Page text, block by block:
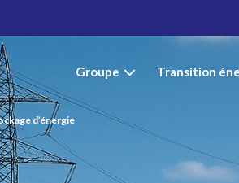
Groupe Transition
d’énergie